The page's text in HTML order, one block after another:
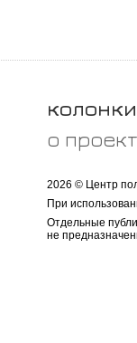
колонки
о
2026 © Центр
При
Отдельные
не